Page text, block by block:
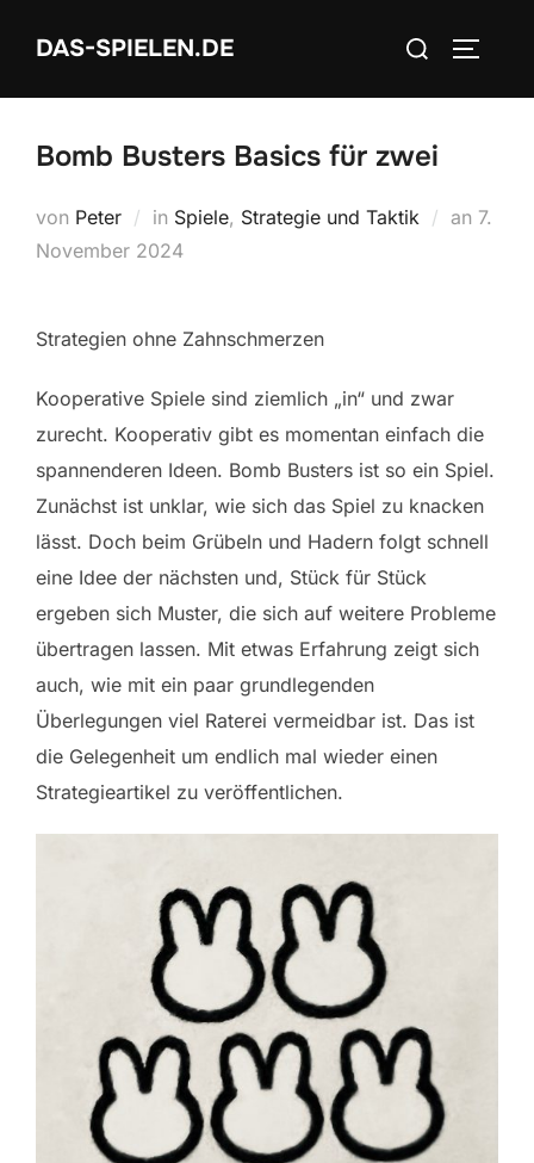
InhaltDAS-SPIELEN.DE
Suchen
Bomb Busters Basics für zwei
von Peter in Spiele, Strategie und Taktik an 7.
November 2024
Strategien ohne Zahnschmerzen
Kooperative Spiele sind ziemlich „in“ und zwar
zurecht. Kooperativ gibt es momentan einfach die
spannenderen Ideen. Bomb Busters ist so ein Spiel.
Zunächst ist unklar, wie sich das Spiel zu knacken
lässt. Doch beim Grübeln und Hadern folgt schnell
eine Idee der nächsten und, Stück für Stück
ergeben sich Muster, die sich auf weitere Probleme
übertragen lassen. Mit etwas Erfahrung zeigt sich
auch, wie mit ein paar grundlegenden
Überlegungen viel Raterei vermeidbar ist. Das ist
die Gelegenheit um endlich mal wieder einen
Strategieartikel zu veröffentlichen.